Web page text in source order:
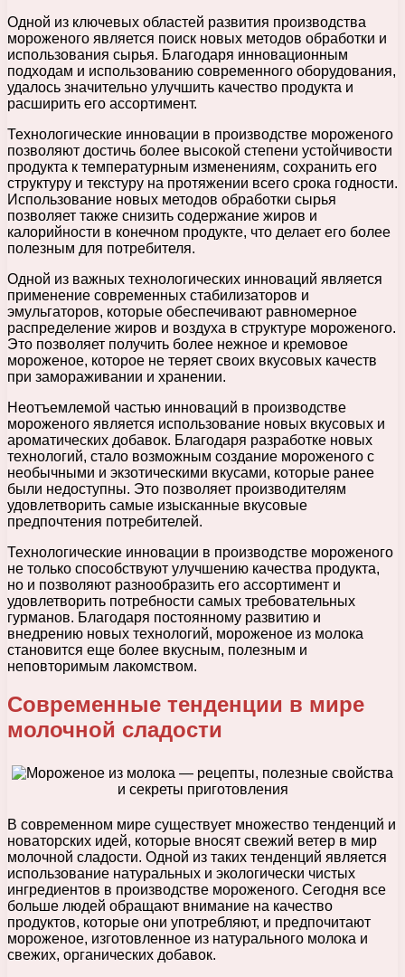
Одной из ключевых областей развития производства
мороженого является поиск новых методов обработки и
использования сырья. Благодаря инновационным
подходам и использованию современного оборудования,
удалось значительно улучшить качество продукта и
расширить его ассортимент.
Технологические инновации в производстве мороженого
позволяют достичь более высокой степени устойчивости
продукта к температурным изменениям, сохранить его
структуру и текстуру на протяжении всего срока годности.
Использование новых методов обработки сырья
позволяет также снизить содержание жиров и
калорийности в конечном продукте, что делает его более
полезным для потребителя.
Одной из важных технологических инноваций является
применение современных стабилизаторов и
эмульгаторов, которые обеспечивают равномерное
распределение жиров и воздуха в структуре мороженого.
Это позволяет получить более нежное и кремовое
мороженое, которое не теряет своих вкусовых качеств
при замораживании и хранении.
Неотъемлемой частью инноваций в производстве
мороженого является использование новых вкусовых и
ароматических добавок. Благодаря разработке новых
технологий, стало возможным создание мороженого с
необычными и экзотическими вкусами, которые ранее
были недоступны. Это позволяет производителям
удовлетворить самые изысканные вкусовые
предпочтения потребителей.
Технологические инновации в производстве мороженого
не только способствуют улучшению качества продукта,
но и позволяют разнообразить его ассортимент и
удовлетворить потребности самых требовательных
гурманов. Благодаря постоянному развитию и
внедрению новых технологий, мороженое из молока
становится еще более вкусным, полезным и
неповторимым лакомством.
Современные тенденции в мире
молочной сладости
В современном мире существует множество тенденций и
новаторских идей, которые вносят свежий ветер в мир
молочной сладости. Одной из таких тенденций является
использование натуральных и экологически чистых
ингредиентов в производстве мороженого. Сегодня все
больше людей обращают внимание на качество
продуктов, которые они употребляют, и предпочитают
мороженое, изготовленное из натурального молока и
свежих, органических добавок.